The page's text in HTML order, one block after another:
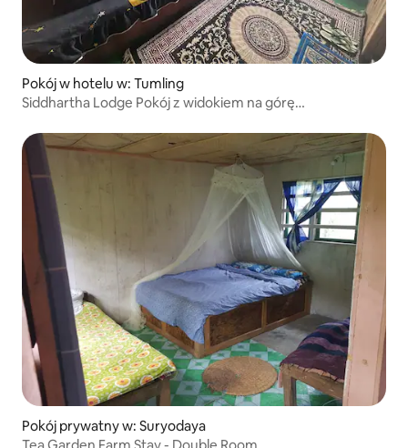
Pokój w hotelu w: Tumling
Siddhartha Lodge Pokój z widokiem na górę
Pokój prywatny w: Suryodaya